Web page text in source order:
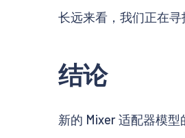
长远来看，我们正在寻
结论
新的 Mixer 适配器模